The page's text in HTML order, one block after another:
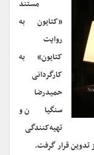
مستند
«کتایون به
روایت
کتایون» به
کارگردانی
حمیدرضا
سنگیان و
تهیه‌کنندگی
قرار گرفت.